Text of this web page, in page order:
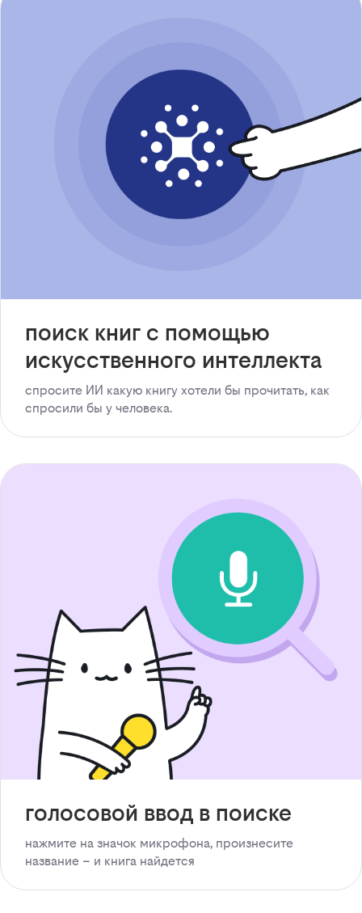
поиск книг с помощью
искусственного интеллекта
спросите ИИ какую книгу хотели бы прочитать, как
спросили бы у человека.
голосовой ввод в поиске
нажмите на значок микрофона, произнесите
название – и книга найдется